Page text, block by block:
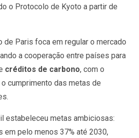
o Protocolo de Kyoto a partir de
de Paris foca em regular o mercado
a cooperação entre países para
créditos de carbono, com o
cumprimento das metas de
estabeleceu metas ambiciosas:
em pelo menos 37% até 2030,